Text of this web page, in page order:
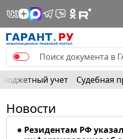
Бюджетный учет Судебная
Новости
Резидентам РФ